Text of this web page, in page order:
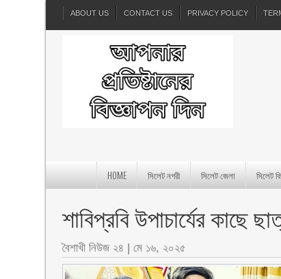
ABOUT US CONTACT US PRIVACY POLICY
HOME সিলেট নগরী সিলেট জেলা সিলেট
শাবিপ্রবি উপাচার্যের কাছে
বৈশাখী নিউজ ২৪ |মে ১৬, ২০২৫